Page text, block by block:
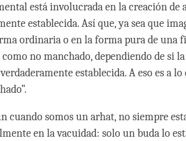
está involucrada en la creación de
establecida. Así que, ya sea que
ordinaria o en la forma pura de una
no manchado, dependiendo de si
establecida. A eso es a
cuando somos un arhat, no siempre
en la vacuidad: solo un buda lo